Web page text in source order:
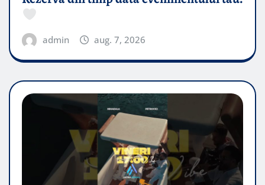
admin aug. 7, 2026